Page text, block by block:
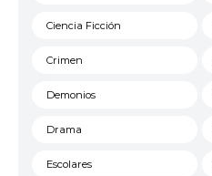
Ciencia Ficción
Crimen
Demonios
Drama
Escolares